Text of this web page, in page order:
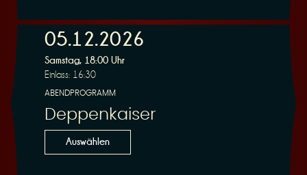
e
r
05.12.2026
Samstag, 18:00 Uhr
Einlass: 16:30
ABENDPROGRAMM
Deppenkaiser
Auswählen